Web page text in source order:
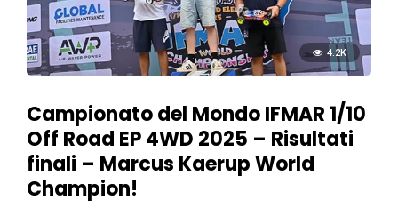
4.2K
Campionato del Mondo IFMAR 1/10
Off Road EP 4WD 2025 – Risultati
finali – Marcus Kaerup World
Champion!